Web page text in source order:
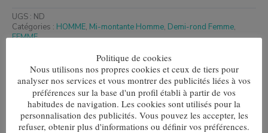
UGS : ND
Catégories : HOMME, Mi-montante Homme, Demi-rond Femme,
FEMME
Informations complémentaires
Taille 36-38, 39-42, 43-46
Politique de cookies
Nous utilisons nos propres cookies et ceux de tiers pour
analyser nos services et vous montrer des publicités liées à vos
préférences sur la base d'un profil établi à partir de vos
habitudes de navigation. Les cookies sont utilisés pour la
personnalisation des publicités. Vous pouvez les accepter, les
refuser, obtenir plus d'informations ou définir vos préférences.